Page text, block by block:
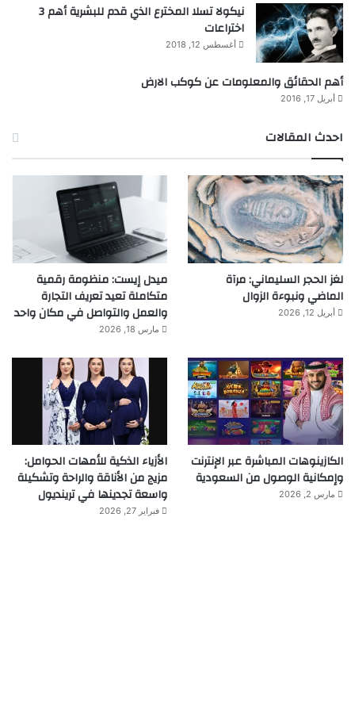
نيكولا تسلا المخترع الذي قدم للبشرية أهم 3
اختراعات
أغسطس 12, 2018
أهم الحقائق والمعلومات عن كوكب الارض
أبريل 17, 2016
احدث المقالات
لغز الحجر السليماني: مرآة
الماضي ونبوءة الزوال
أبريل 12, 2026
ميدل إيست: منظومة رقمية
متكاملة تعيد تعريف التجارة
والعمل والتواصل في مكان واحد
مارس 18, 2026
الكازينوهات المباشرة عبر الإنترنت
وإمكانية الوصول من السعودية
مارس 2, 2026
الأزياء الذكية للأمهات الحوامل:
مزيج من الأناقة والراحة وتشكيلة
واسعة تجدينها في ترينديول
فبراير 27, 2026